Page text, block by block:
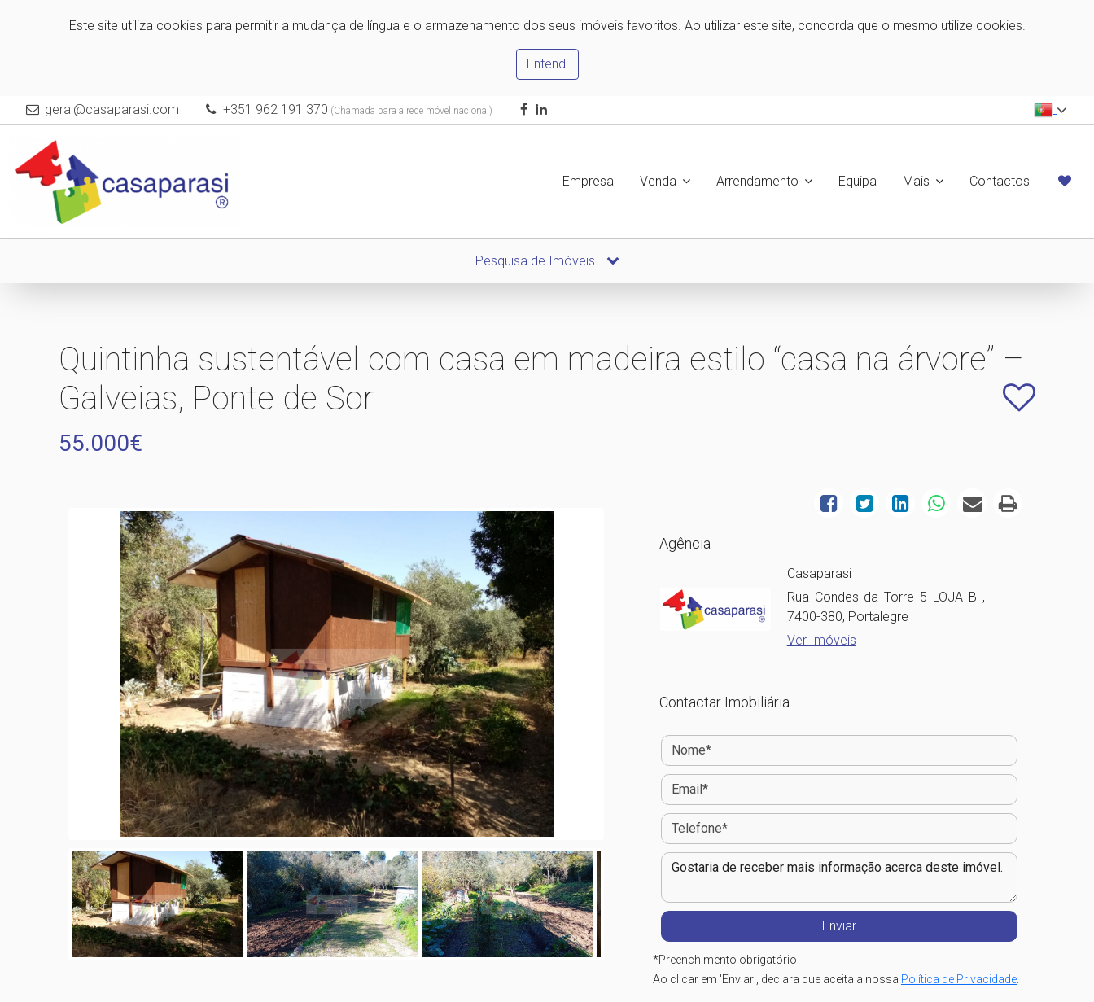
Este site utiliza cookies para permitir a mudança de língua e o armazenamento dos seus imóveis favoritos. Ao utilizar este site, concorda que o mesmo utilize cookies.
Entendi
geral@casaparasi.com +351 962 191 370 (Chamada para a rede móvel nacional)
Empresa Venda Arrendamento Equipa Mais Contactos
Pesquisa de Imóveis
Quintinha sustentável com casa em madeira estilo “casa na árvore” –
Galveias, Ponte de Sor
55.000€
Agência
Casaparasi
Rua Condes da Torre 5 LOJA B ,
7400-380, Portalegre
Ver Imóveis
Contactar Imobiliária
*Preenchimento obrigatório
Ao clicar em 'Enviar', declara que aceita a nossa Política de Privacidade